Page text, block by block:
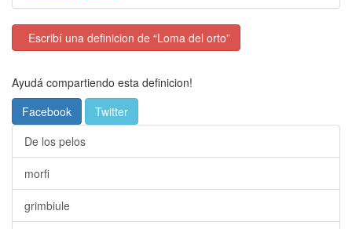
Escribí una definicion de “Loma del orto”
Ayudá compartiendo esta definicion!
Facebook
Twitter
De los pelos
morfi
grimbiule